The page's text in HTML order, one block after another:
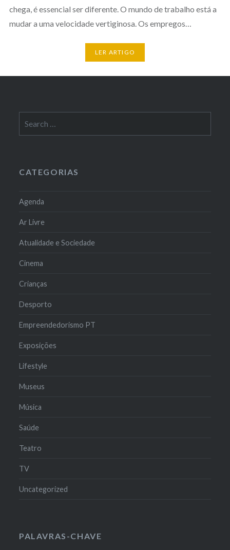
chega, é essencial ser diferente. O mundo de trabalho está a
mudar a uma velocidade vertiginosa. Os empregos…
LER ARTIGO
for:
CATEGORIAS
Agenda
Ar Livre
Atualidade e Sociedade
Cinema
Crianças
Desporto
Empreendedorismo PT
Exposições
Lifestyle
Museus
Música
Saúde
Teatro
TV
Uncategorized
PALAVRAS-CHAVE